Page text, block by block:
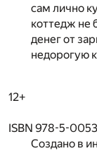
сам лично
коттедж не
денег от
недорогую
12+
ISBN 978-5-
Создано в